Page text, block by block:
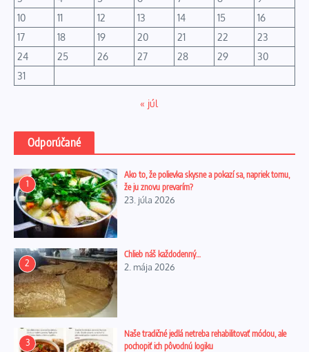
10
11 12 13 14 15
16
17
18 19 20 21 22
23
24
25 26 27 28 29
30
31
« júl
Odporúčané
1
Ako to, že polievka skysne a pokazí sa, napriek tomu,
že ju znovu prevarím?
23. júla 2026
2
Chlieb náš každodenný…
2. mája 2026
3
Naše tradičné jedlá netreba rehabilitovať módou, ale
pochopiť ich pôvodnú logiku